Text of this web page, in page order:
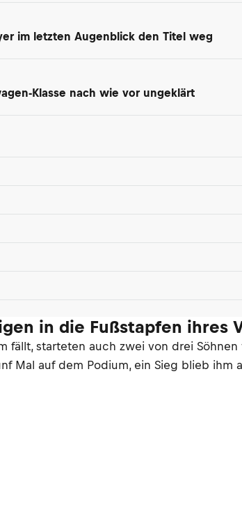
im letzten Augenblick den Titel weg
Klasse nach wie vor ungeklärt
in die Fußstapfen ihres
starteten auch zwei von drei
Mal auf dem Podium, ein Sieg blieb